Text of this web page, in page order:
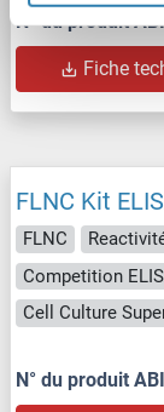
N° du produit
Fiche
FLNC Kit
FLNC
Competition
N° du produit